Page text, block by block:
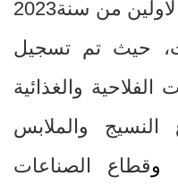
من سنة2023
حيث تم تسجيل
والغذائية
والملابس
وقطاع الصناعات